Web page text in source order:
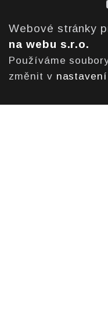
Webové stránky
na webu s.r.o.
Používáme
změnit v